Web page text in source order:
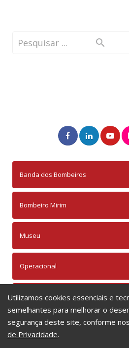
Banda dos Bombeiros
Bombeiro Mirim
Museu
Operacional
Institucional
Materiais Gratuitos
Utilizamos cookies essenciais e
semelhantes para melhorar o
segurança deste site, conforme
de Privacidade.